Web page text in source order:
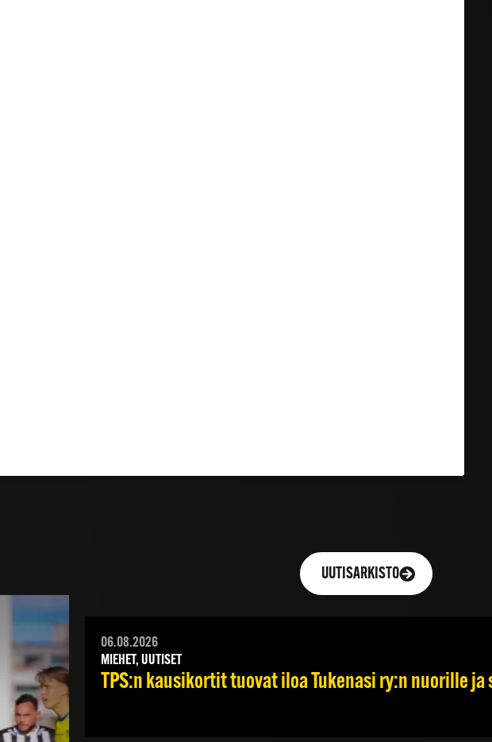
UUTISARKISTO
06.08.2026
MIEHET, UUTISET
TPS:n kausikortit tuovat iloa Tukenasi ry:n nuorille ja